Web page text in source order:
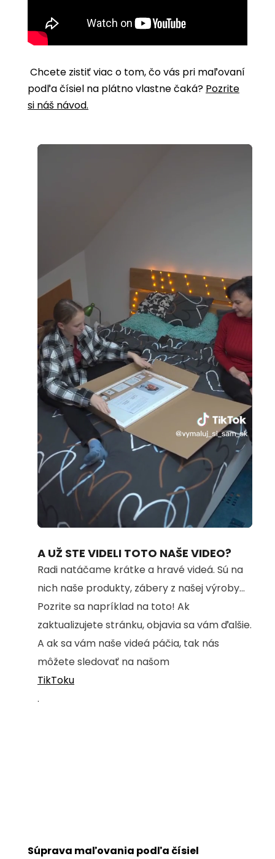
Chcete zistiť viac o tom, čo vás pri maľovaní
podľa čísiel na plátno vlastne čaká? Pozrite
si náš návod.
Unmute Loaded
72.82%
A UŽ STE VIDELI TOTO NAŠE VIDEO?
Radi natáčame krátke a hravé videá. Sú na
nich naše produkty, zábery z našej výroby...
Pozrite sa napríklad na toto! Ak
zaktualizujete stránku, objavia sa vám ďalšie.
A ak sa vám naše videá páčia, tak nás
môžete sledovať na našom
TikToku
.
Súprava maľovania podľa čísiel